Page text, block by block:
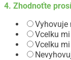
4. Zhodnoťte
Vyhovuje
Vcelku
Vcelku